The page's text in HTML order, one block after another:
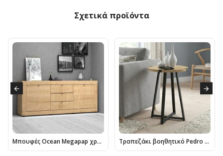
Σχετικά προϊόντα
Μπουφές Ocean Megapap χρώμα φυσικό οξιάς 210x45x86εκ. Τραπεζάκι βοηθητικό Pedro Megapap χρώμα φυσικό οξιάς - ανθρακί 44x44x58εκ.